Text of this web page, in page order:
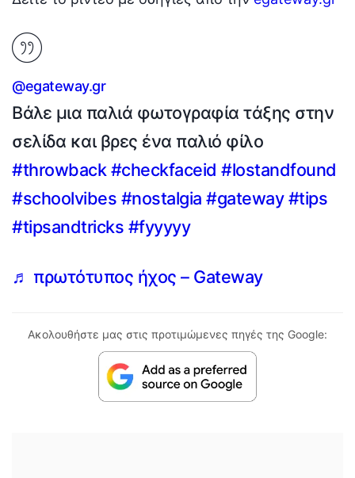
@egateway.gr
Βάλε μια παλιά φωτογραφία τάξης στην
σελίδα και βρες ένα παλιό φίλο
#throwback #checkfaceid #lostandfound
#schoolvibes #nostalgia #gateway #tips
#tipsandtricks #fyyyyy
♬ πρωτότυπος ήχος – Gateway
Ακολουθήστε μας στις προτιμώμενες πηγές της Google: